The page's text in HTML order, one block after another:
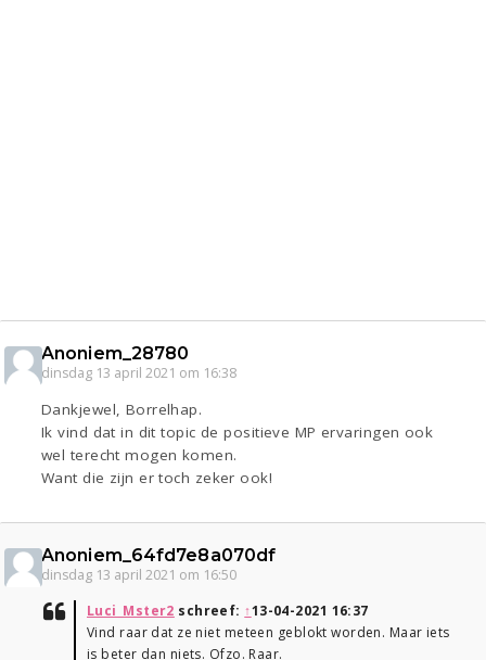
Anoniem_28780
dinsdag 13 april 2021 om 16:38
Dankjewel, Borrelhap.
Ik vind dat in dit topic de positieve MP ervaringen ook
wel terecht mogen komen.
Want die zijn er toch zeker ook!
Anoniem_64fd7e8a070df
dinsdag 13 april 2021 om 16:50
Luci_Mster2 schreef: ↑13-04-2021 16:37
Vind raar dat ze niet meteen geblokt worden. Maar iets
is beter dan niets. Ofzo. Raar.